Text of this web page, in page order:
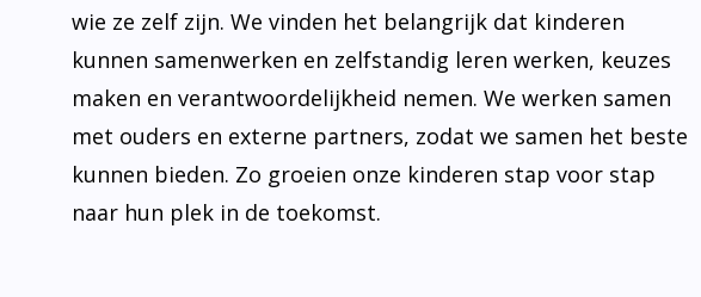
wie ze zelf zijn. We vinden het belangrijk dat kinderen
kunnen samenwerken en zelfstandig leren werken, keuzes
maken en verantwoordelijkheid nemen. We werken samen
met ouders en externe partners, zodat we samen het beste
kunnen bieden. Zo groeien onze kinderen stap voor stap
naar hun plek in de toekomst.